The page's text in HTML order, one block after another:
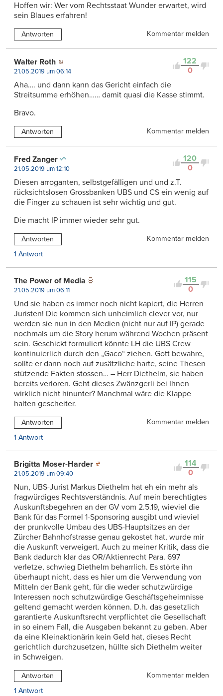
Hoffen wir: Wer vom Rechtsstaat Wunder erwartet, wird
sein Blaues erfahren!
Antworten Kommentar melden
122
0
Walter Roth
21.05.2019 um 06:14
Aha…. und dann kann das Gericht einfach die
Streitsumme erhöhen…… damit quasi die Kasse stimmt.
Bravo.
Antworten Kommentar melden
120
0
Fred Zanger
21.05.2019 um 12:10
Diesen arroganten, selbstgefälligen und und z.T.
rücksichtslosen Grossbanken UBS und CS ein wenig auf
die Finger zu schauen ist sehr wichtig und gut.
Die macht IP immer wieder sehr gut.
Antworten
Kommentar melden
1 Antwort
115
0
The Power of Media
21.05.2019 um 06:11
Und sie haben es immer noch nicht kapiert, die Herren
Juristen! Die kommen sich unheimlich clever vor, nur
werden sie nun in den Medien (nicht nur auf IP) gerade
nochmals um die Story herum während Wochen präsent
sein. Geschickt formuliert könnte LH die UBS Crew
kontinuierlich durch den „Gaco“ ziehen. Gott bewahre,
sollte er dann noch auf zusätzliche harte, seine Thesen
stützende Fakten stossen… – Herr Diethelm, sie haben
bereits verloren. Geht dieses Zwänzgerli bei Ihnen
wirklich nicht hinunter? Manchmal wäre die Klappe
halten gescheiter.
Antworten
Kommentar melden
1 Antwort
114
0
Brigitta Moser-Harder
21.05.2019 um 09:40
Nun, UBS-Jurist Markus Diethelm hat eh ein mehr als
fragwürdiges Rechtsverständnis. Auf mein berechtigtes
Auskunftsbegehren an der GV vom 2.5.19, wieviel die
Bank für das Formel 1-Sponsoring ausgibt und wieviel
der prunkvolle Umbau des UBS-Hauptsitzes an der
Zürcher Bahnhofstrasse genau gekostet hat, wurde mir
die Auskunft verweigert. Auch zu meiner Kritik, dass die
Bank dadurch klar das OR/Aktienrecht Para. 697
verletze, schwieg Diethelm beharrlich. Es störte ihn
überhaupt nicht, dass es hier um die Verwendung von
Mitteln der Bank geht, für die weder schutzwürdige
Interessen noch schutzwürdige Geschäftsgeheimnisse
geltend gemacht werden können. D.h. das gesetzlich
garantierte Auskunftsrecht verpflichtet die Gesellschaft
in so einem Fall, die Ausgaben bekannt zu geben. Aber
da eine Kleinaktionärin kein Geld hat, dieses Recht
gerichtlich durchzusetzen, hüllte sich Diethelm weiter
in Schweigen.
Antworten
Kommentar melden
1 Antwort